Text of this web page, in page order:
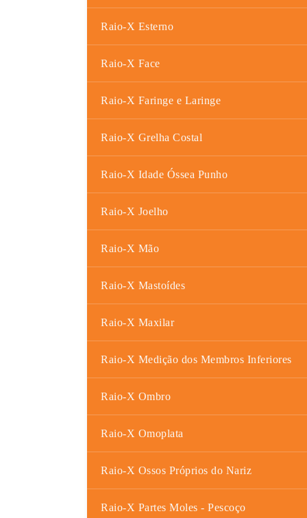
Raio-X Esterno
Raio-X Face
Raio-X Faringe e Laringe
Raio-X Grelha Costal
Raio-X Idade Óssea Punho
Raio-X Joelho
Raio-X Mão
Raio-X Mastoídes
Raio-X Maxilar
Raio-X Medição dos Membros Inferiores
Raio-X Ombro
Raio-X Omoplata
Raio-X Ossos Próprios do Nariz
Raio-X Partes Moles - Pescoço